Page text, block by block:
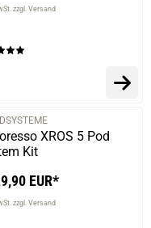
zzgl. Versand
XROS 5 Pod
Kit
EUR*
zzgl. Versand